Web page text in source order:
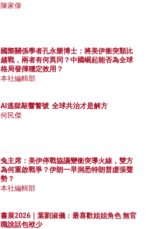
陳家偉
國際關係學者孔永樂博士：將美伊衝突類比
越戰，兩者有何異同？中國崛起能否為全球
格局發揮穩定效用？
本社編輯部
AI逃獄敲響警號 全球共治才是解方
何民傑
兔主席：美伊停戰協議變衝突導火線，雙方
為何重啟戰爭？伊朗一早洞悉特朗普虛張聲
勢？
本社編輯部
書展2026｜葉劉淑儀：最喜歡姐姐角色 無官
職說話包袱少